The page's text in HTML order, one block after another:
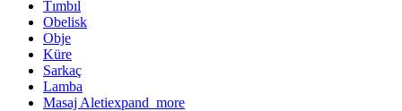
Tımbıl
Obelisk
Obje
Küre
Sarkaç
Lamba
Masaj Aletiexpand_more